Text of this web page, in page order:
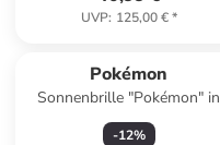
UVP: 125,00 €*
Pokémon
Sonnenbrille "Pokémon" in
Schwarz/ Rot
-12%